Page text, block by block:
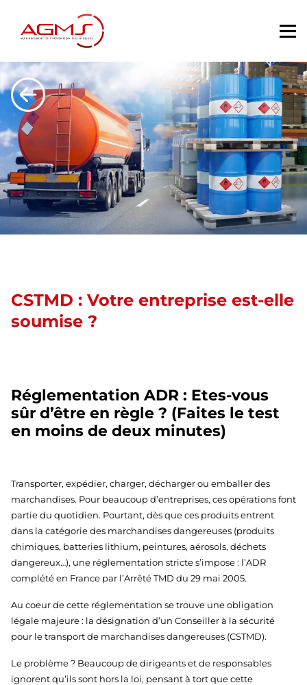
CSTMD : Votre entreprise est-elle
soumise ?
Réglementation ADR : Etes-vous
sûr d’être en règle ? (Faites le test
en moins de deux minutes)
Transporter, expédier, charger, décharger ou emballer des
marchandises. Pour beaucoup d’entreprises, ces opérations font
partie du quotidien. Pourtant, dès que ces produits entrent
dans la catégorie des marchandises dangereuses (produits
chimiques, batteries lithium, peintures, aérosols, déchets
dangereux…), une réglementation stricte s’impose : l’ADR
complété en France par l’Arrêté TMD du 29 mai 2005.
Au coeur de cette réglementation se trouve une obligation
légale majeure : la désignation d’un Conseiller à la sécurité
pour le transport de marchandises dangereuses (CSTMD).
Le problème ? Beaucoup de dirigeants et de responsables
ignorent qu’ils sont hors la loi, pensant à tort que cette